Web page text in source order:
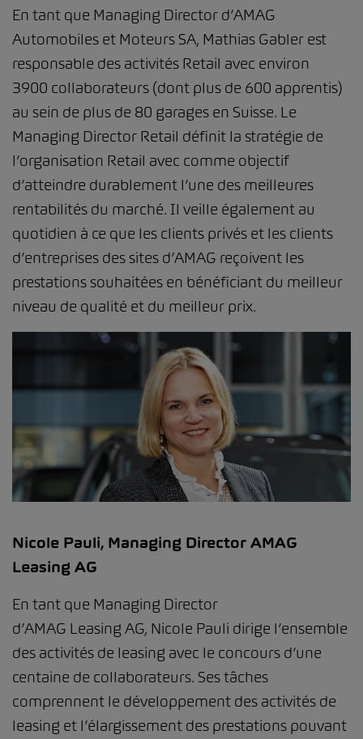
En tant que Managing Director d’AMAG
Automobiles et Moteurs SA, Mathias Gabler est
responsable des activités Retail avec environ
3900 collaborateurs (dont plus de 600 apprentis)
au sein de plus de 80 garages en Suisse. Le
Managing Director Retail définit la stratégie de
l’organisation Retail avec comme objectif
d’atteindre durablement l’une des meilleures
rentabilités du marché. Il veille également au
quotidien à ce que les clients privés et les clients
d’entreprises des sites d’AMAG reçoivent les
prestations souhaitées en bénéficiant du meilleur
niveau de qualité et du meilleur prix.
Nicole Pauli, Managing Director AMAG
Leasing AG
En tant que Managing Director
d’AMAG Leasing AG, Nicole Pauli dirige l’ensemble
des activités de leasing avec le concours d’une
centaine de collaborateurs. Ses tâches
comprennent le développement des activités de
leasing et l’élargissement des prestations pouvant